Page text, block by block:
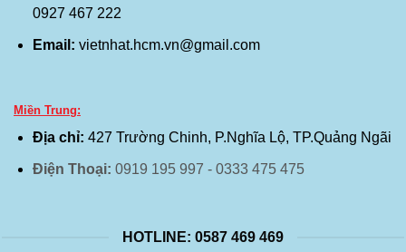
0927 467 222
Email: vietnhat.hcm.vn@gmail.com
Miền Trung:
Địa chỉ: 427 Trường Chinh, P.Nghĩa Lộ, TP.Quảng Ngãi
Điện Thoại: 0919 195 997 - 0333 475 475
HOTLINE: 0587 469 469